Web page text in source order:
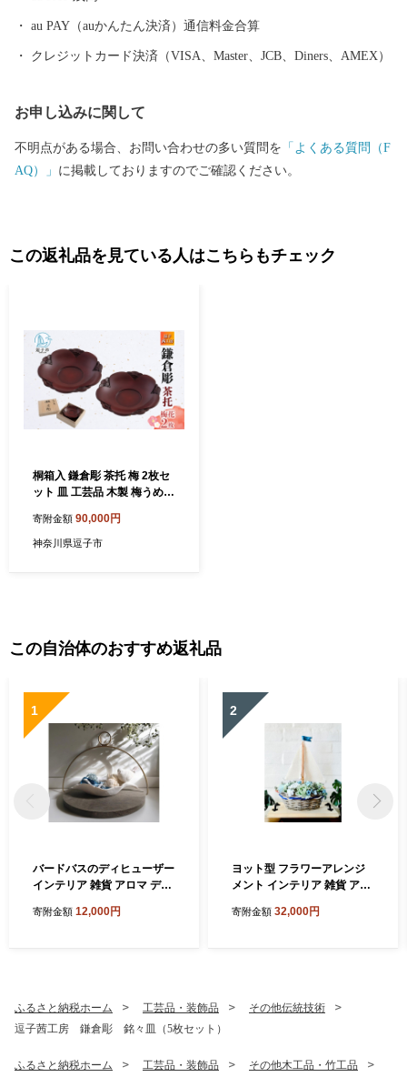
au PAY（auかんたん決済）通信料金合算
クレジットカード決済（VISA、Master、JCB、Diners、AMEX）
お申し込みに関して
不明点がある場合、お問い合わせの多い質問を 「よくある質問（F
AQ）」 に掲載しておりますのでご確認ください。
この返礼品を見ている人はこちらもチェック
桐箱入 鎌倉彫 茶托 梅 2枚セ
ット 皿 工芸品 木製 梅うめ
木 プレート キッチン雑貨 フ
ァミリー 来客用 取り皿 カフ
寄附金額 90,000円
神奈川県逗子市
この自治体のおすすめ返礼品
1
バードバスのディヒューザー
インテリア 雑貨 アロマ ディ
グランス 小鳥 置物 オブジェ
寄附金額 12,000円
2
ヨット型 フラワーアレンジ
メント インテリア 雑貨 アー
花 海 夏 マリンスタイル 木製
寄附金額 32,000円
ふるさと納税ホーム 工芸品・装飾品
その他伝統技術
逗子茜工房 鎌倉彫 銘々皿（5枚セット）
ふるさと納税ホーム 工芸品・装飾品 その他木工品・竹工品